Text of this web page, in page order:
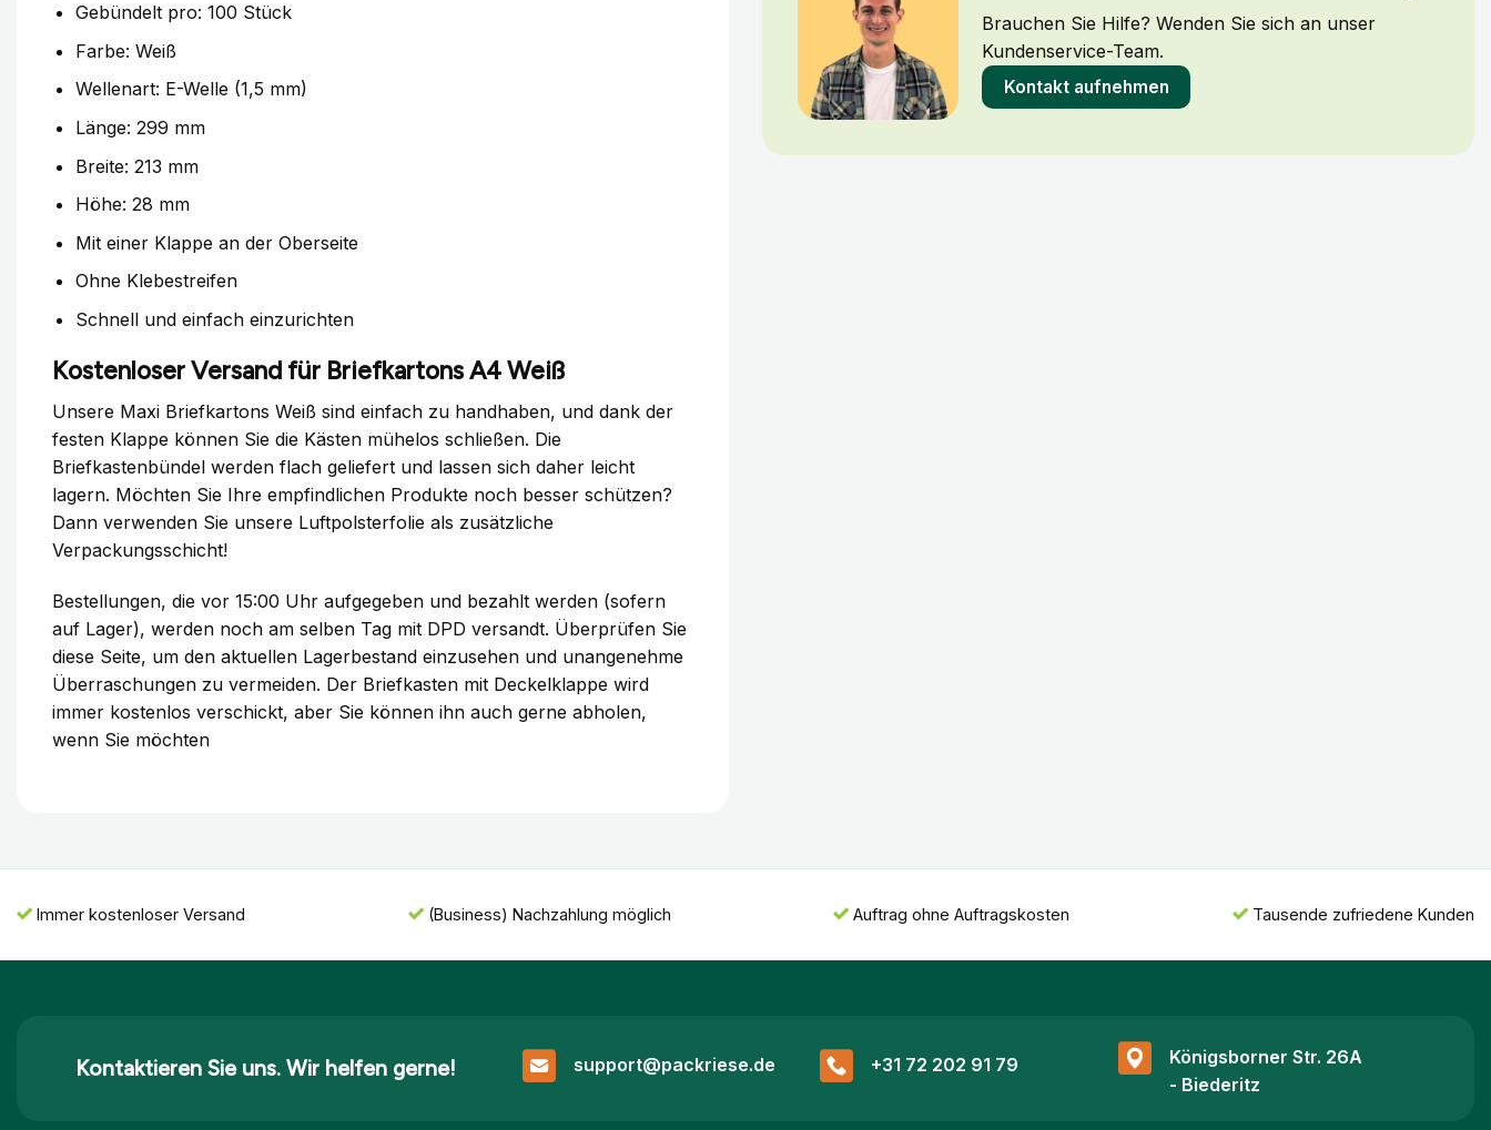
Gebündelt pro: 100 Stück
Farbe: Weiß
Wellenart: E-Welle (1,5 mm)
Länge: 299 mm
Breite: 213 mm
Höhe: 28 mm
Mit einer Klappe an der Oberseite
Ohne Klebestreifen
Schnell und einfach einzurichten
Kostenloser Versand für Briefkartons A4 Weiß
Unsere Maxi Briefkartons Weiß sind einfach zu handhaben, und dank der
festen Klappe können Sie die Kästen mühelos schließen. Die
Briefkastenbündel werden flach geliefert und lassen sich daher leicht
lagern. Möchten Sie Ihre empfindlichen Produkte noch besser schützen?
Dann verwenden Sie unsere Luftpolsterfolie als zusätzliche
Verpackungsschicht!
Bestellungen, die vor 15:00 Uhr aufgegeben und bezahlt werden (sofern
auf Lager), werden noch am selben Tag mit DPD versandt. Überprüfen Sie
diese Seite, um den aktuellen Lagerbestand einzusehen und unangenehme
Überraschungen zu vermeiden. Der Briefkasten mit Deckelklappe wird
immer kostenlos verschickt, aber Sie können ihn auch gerne abholen,
wenn Sie möchten
Brauchen Sie Hilfe? Wenden Sie sich an unser
Kundenservice-Team.
Kontakt aufnehmen
Immer kostenloser Versand (Business) Nachzahlung möglich Auftrag ohne Auftragskosten Tausende zufriedene Kunden
Kontaktieren Sie uns. Wir helfen gerne! support@packriese.de +31 72 202 91 79
Königsborner Str. 26A
- Biederitz